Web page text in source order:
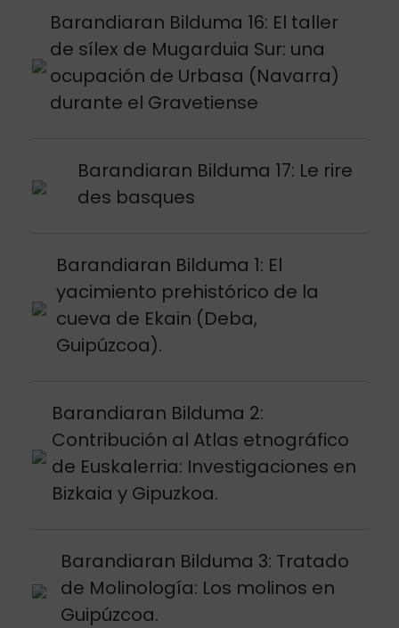
Barandiaran Bilduma 16: El taller
de sílex de Mugarduia Sur: una
ocupación de Urbasa (Navarra)
durante el Gravetiense
Argitalpena ikusi
Barandiaran Bilduma 17: Le rire
des basques
Argitalpena ikusi
Barandiaran Bilduma 1: El
yacimiento prehistórico de la
cueva de Ekain (Deba,
Guipúzcoa).
Argitalpena ikusi
Barandiaran Bilduma 2:
Contribución al Atlas etnográfico
de Euskalerria: Investigaciones en
Bizkaia y Gipuzkoa.
Argitalpena ikusi
Barandiaran Bilduma 3: Tratado
de Molinología: Los molinos en
Guipúzcoa.
Argitalpena ikusi